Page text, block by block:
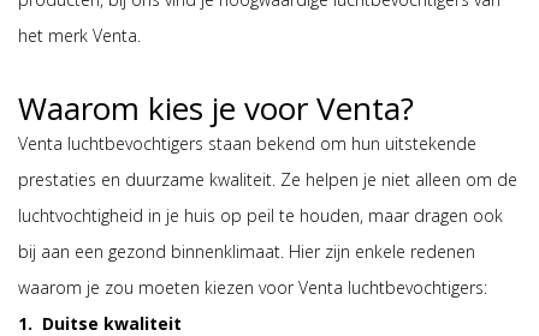
het merk Venta.
Waarom kies je voor Venta?
Venta luchtbevochtigers staan bekend om hun uitstekende
prestaties en duurzame kwaliteit. Ze helpen je niet alleen om de
luchtvochtigheid in je huis op peil te houden, maar dragen ook
bij aan een gezond binnenklimaat. Hier zijn enkele redenen
waarom je zou moeten kiezen voor Venta luchtbevochtigers:
1. Duitse kwaliteit